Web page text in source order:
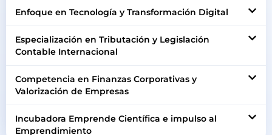
Enfoque en Tecnología y Transformación Digital
Especialización en Tributación y Legislación
Contable Internacional
Competencia en Finanzas Corporativas y
Valorización de Empresas
Incubadora Emprende Científica e impulso al
Emprendimiento